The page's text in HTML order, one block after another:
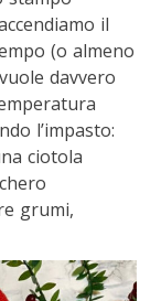
il
(o almeno
davvero
l’impasto:
ciotola
grumi,